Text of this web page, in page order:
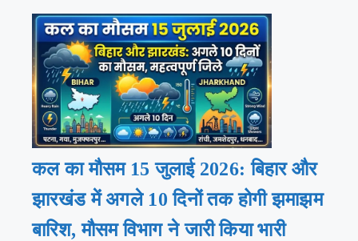
कल का मौसम 15 जुलाई 2026: बिहार और
झारखंड में अगले 10 दिनों तक होगी झमाझम
बारिश, मौसम विभाग ने जारी किया भारी